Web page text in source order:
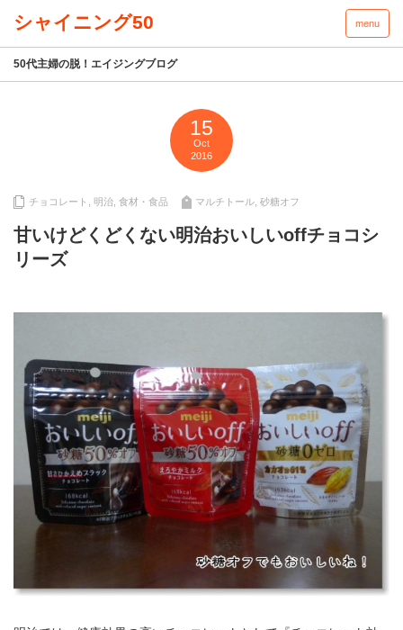
menu
50代主婦の脱！エイジングブログ
15
Oct
2016
チョコレート 明治 食材・食品 マルチトール 砂糖オフ
甘いけどくどくない明治おいしいoffチョコシ
リーズ